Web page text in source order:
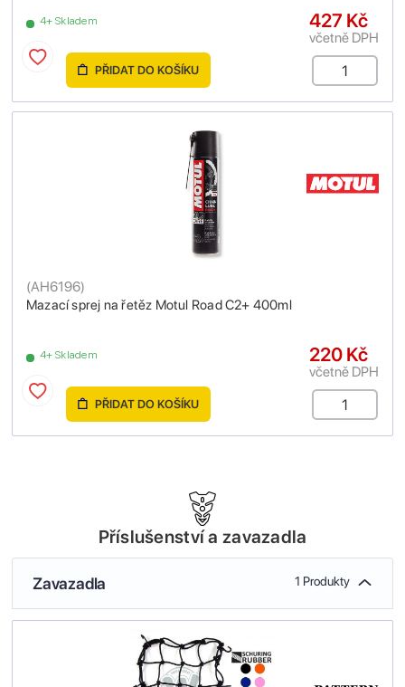
4+ Skladem 427 Kč
včetně DPH
PŘIDAT DO KOŠÍKU
Mazací sprej na řetěz Motul Road C2+ 400ml
(AH6196)
4+ Skladem 220 Kč
včetně DPH
PŘIDAT DO KOŠÍKU
Příslušenství a zavazadla
Zavazadla 1 Produkty